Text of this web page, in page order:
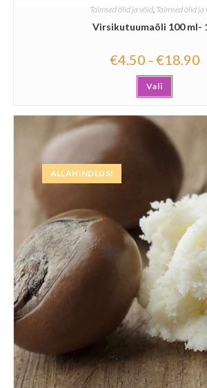
Taimsed õlid ja võid, Taimsed õlid ja
Virsikutuumaõli 100 ml-
€4.50 –€18.90
Vali
ALLAHINDLUS!